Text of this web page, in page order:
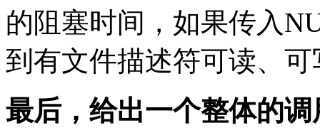
的阻塞时间，如果传入
到有文件描述符可读、
最后，给出一个整体的